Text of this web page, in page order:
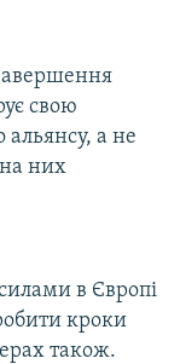
свою
альянсу, а не
них
в Європі
кроки
також.